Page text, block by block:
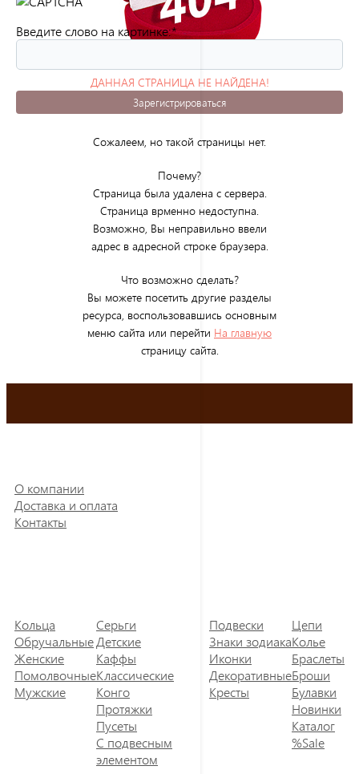
ДАННАЯ СТРАНИЦА НЕ НАЙДЕНА!
(ОШИБКА 404)
Сожалеем, но такой страницы нет.
Почему?
Страница была удалена с сервера.
Страница врменно недоступна.
Возможно, Вы неправильно ввели
адрес в адресной строке браузера.
Что возможно сделать?
Вы можете посетить другие разделы
ресурса, воспользовавшись основным
меню сайта или перейти На главную
страницу сайта.
О компании
Доставка и оплата
Контакты
Кольца
Обручальные
Женские
Помолвочные
Мужские
Серьги
Детские
Каффы
Классические
Конго
Протяжки
Пусеты
С подвесным
элементом
Подвески
Знаки зодиака
Иконки
Декоративные
Кресты
Цепи
Колье
Браслеты
Броши
Булавки
Новинки
Каталог
%Sale
Введите слово на картинке:*
Зарегистрироваться